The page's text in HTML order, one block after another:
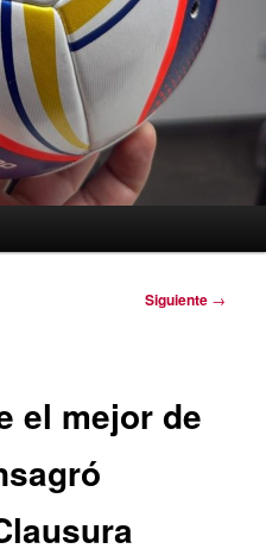
Siguiente →
el mejor de